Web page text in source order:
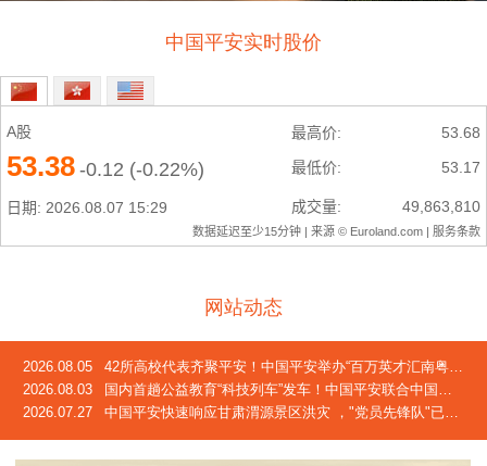
中国平安实时股价
网站动态
2026.08.05
42所高校代表齐聚平安！中国平安举办“百万英才汇南粤”2026校企合作交流会
2026.08.03
国内首趟公益教育“科技列车”发车！中国平安联合中国青基会发起2026年“少年科技中国行”活动
2026.07.27
中国平安快速响应甘肃渭源景区洪灾 ，"党员先锋队"已奔赴灾区一线，完成首笔车险赔付